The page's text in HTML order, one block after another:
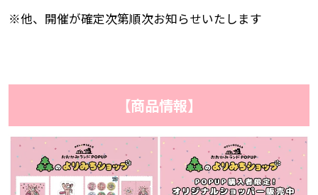
※他、開催が確定次第順次お知らせいたします
【商品情報】